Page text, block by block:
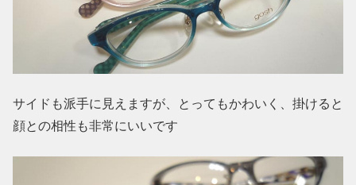
サイドも派手に見えますが、とってもかわいく、掛けると
顔との相性も非常にいいです